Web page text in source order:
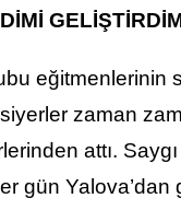
eğitmenlerinin
zaman
attı.
gün